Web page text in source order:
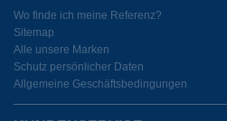
Wo finde ich meine Referenz?
Sitemap
Alle unsere Marken
Schutz persönlicher Daten
Allgemeine Geschäftsbedingungen